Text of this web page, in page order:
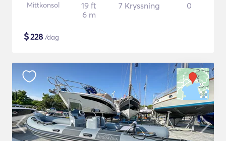
Mittkonsol
19 ft
6 m
7 Kryssning 0
$228 /dag